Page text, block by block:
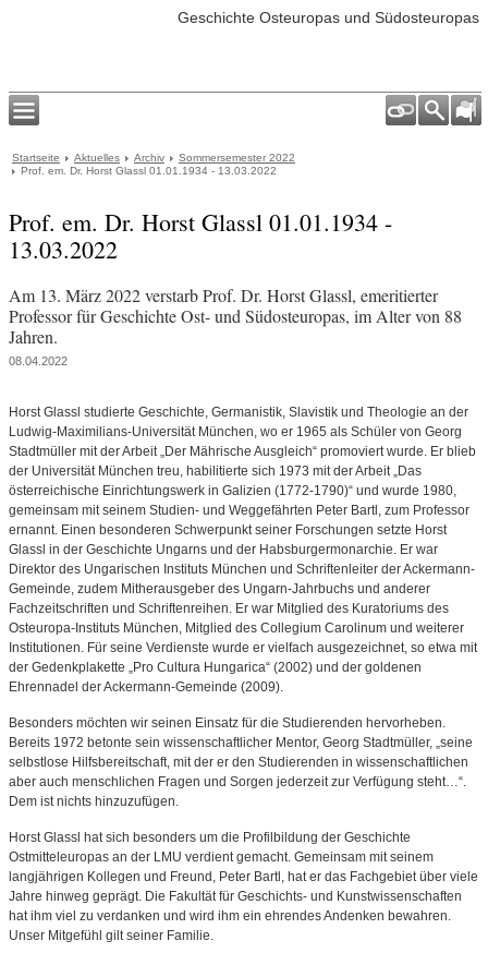
Geschichte Osteuropas und Südosteuropas
Startseite Aktuelles Archiv
Sommersemester 2022
Prof. em. Dr. Horst Glassl 01.01.1934 - 13.03.2022
Prof. em. Dr. Horst Glassl 01.01.1934 -
13.03.2022
Am 13. März 2022 verstarb Prof. Dr. Horst Glassl, emeritierter
Professor für Geschichte Ost- und Südosteuropas, im Alter von 88
Jahren.
08.04.2022
Horst Glassl studierte Geschichte, Germanistik, Slavistik und Theologie an der
Ludwig-Maximilians-Universität München, wo er 1965 als Schüler von Georg
Stadtmüller mit der Arbeit „Der Mährische Ausgleich“ promoviert wurde. Er blieb
der Universität München treu, habilitierte sich 1973 mit der Arbeit „Das
österreichische Einrichtungswerk in Galizien (1772-1790)“ und wurde 1980,
gemeinsam mit seinem Studien- und Weggefährten Peter Bartl, zum Professor
ernannt. Einen besonderen Schwerpunkt seiner Forschungen setzte Horst
Glassl in der Geschichte Ungarns und der Habsburgermonarchie. Er war
Direktor des Ungarischen Instituts München und Schriftenleiter der Ackermann-
Gemeinde, zudem Mitherausgeber des Ungarn-Jahrbuchs und anderer
Fachzeitschriften und Schriftenreihen. Er war Mitglied des Kuratoriums des
Osteuropa-Instituts München, Mitglied des Collegium Carolinum und weiterer
Institutionen. Für seine Verdienste wurde er vielfach ausgezeichnet, so etwa mit
der Gedenkplakette „Pro Cultura Hungarica“ (2002) und der goldenen
Ehrennadel der Ackermann-Gemeinde (2009).
Besonders möchten wir seinen Einsatz für die Studierenden hervorheben.
Bereits 1972 betonte sein wissenschaftlicher Mentor, Georg Stadtmüller, „seine
selbstlose Hilfsbereitschaft, mit der er den Studierenden in wissenschaftlichen
aber auch menschlichen Fragen und Sorgen jederzeit zur Verfügung steht…“.
Dem ist nichts hinzuzufügen.
Horst Glassl hat sich besonders um die Profilbildung der Geschichte
Ostmitteleuropas an der LMU verdient gemacht. Gemeinsam mit seinem
langjährigen Kollegen und Freund, Peter Bartl, hat er das Fachgebiet über viele
Jahre hinweg geprägt. Die Fakultät für Geschichts- und Kunstwissenschaften
hat ihm viel zu verdanken und wird ihm ein ehrendes Andenken bewahren.
Unser Mitgefühl gilt seiner Familie.